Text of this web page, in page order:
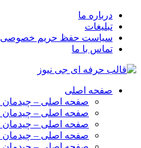
درباره ما
تبلیغات
سیاست حفظ حریم خصوصی
تماس با ما
صفحه اصلی
صفحه اصلی – چیدمان 1
صفحه اصلی – چیدمان 2
صفحه اصلی – چیدمان 3
صفحه اصلی – چیدمان 4